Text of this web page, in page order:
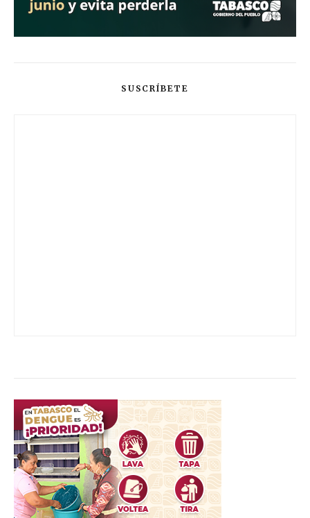
SUSCRÍBETE